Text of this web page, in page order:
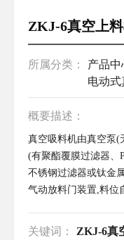
ZKJ-6真空上
所属分类：
产品中
电动
概要描述：
真空吸料机由真空泵(
(有聚酯覆膜过滤器、
不锈钢过滤器或钛金
气动放料门装置,料位
关键词： ZKJ-6真